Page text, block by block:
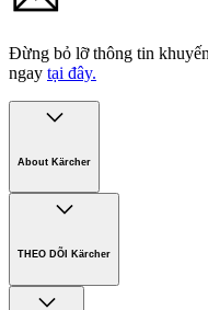
Đừng bỏ lỡ thông tin
ngay tại đây.
About Kärcher
Công ty Karcher
Tuyển dụng
Phát triển bền vững
Chính sách bảo hành
THEO DÕI Kärcher